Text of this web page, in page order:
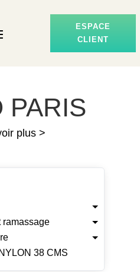
ESPACE
CLIENT
PARIS
plus >
ramassage
38 CMS